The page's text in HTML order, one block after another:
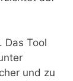
Das Tool
und zu